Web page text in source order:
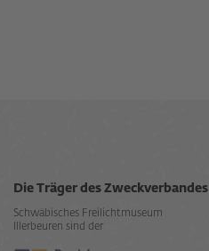
Die Träger des Zweckverbandes
Schwäbisches Freilichtmuseum
Illerbeuren sind der